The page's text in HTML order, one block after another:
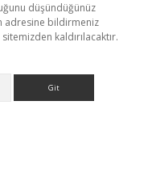
düşündüğünüz
adresine bildirmeniz
kaldırılacaktır.